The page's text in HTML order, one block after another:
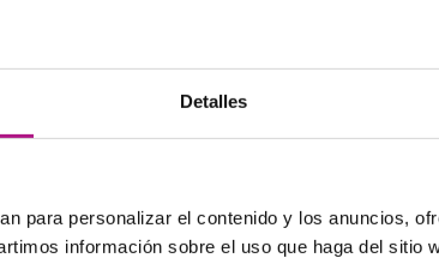
Detalles
para personalizar el contenido y los anuncios,
información sobre el uso que haga del sitio
pasado, pero todavía no ha ocurrido.
y va al final de la frase.
de tiempo
que te traicionen!